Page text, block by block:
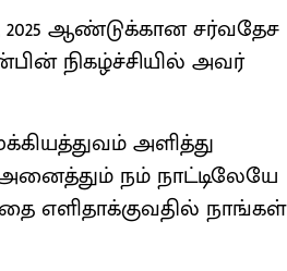
2025 ஆண்டுக்கான சர்வதேச
நிகழ்ச்சியில் அவர்
அளித்து
நம் நாட்டிலேயே
எளிதாக்குவதில் நாங்கள்